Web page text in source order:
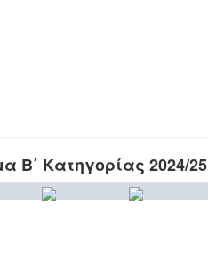
Β΄ Κατηγορίας 2024/25